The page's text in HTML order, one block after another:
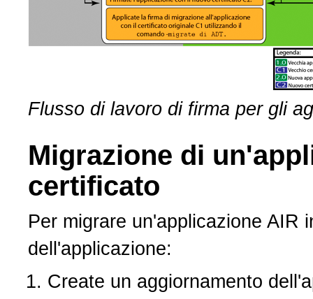
Flusso di lavoro di firma per gli
Migrazione di
certificato
Per migrare un'applicazione AIR
dell'applicazione:
Create un aggiornamento